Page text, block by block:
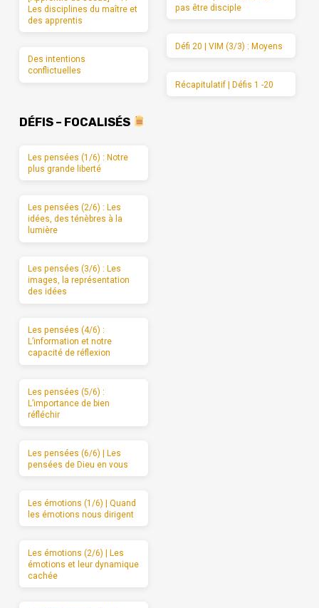
Les disciplines du maître et
des apprentis
Des intentions
conflictuelles
pas être disciple
Défi 20 | VIM (3/3) : Moyens
Récapitulatif | Défis 1 -20
DÉFIS – FOCALISÉS
Les pensées (1/6) : Notre
plus grande liberté
Les pensées (2/6) : Les
idées, des ténèbres à la
lumière
Les pensées (3/6) : Les
images, la représentation
des idées
Les pensées (4/6) :
L’information et notre
capacité de réflexion
Les pensées (5/6) :
L’importance de bien
réfléchir
Les pensées (6/6) | Les
pensées de Dieu en vous
Les émotions (1/6) | Quand
les émotions nous dirigent
Les émotions (2/6) | Les
émotions et leur dynamique
cachée